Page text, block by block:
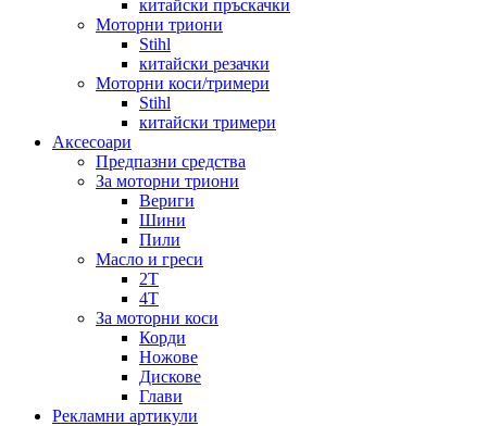
китайски пръскачки
Моторни триони
Stihl
китайски резачки
Моторни коси/тримери
Stihl
китайски тримери
Аксесоари
Предпазни средства
За моторни триони
Вериги
Шини
Пили
Масло и греси
2Т
4Т
За моторни коси
Корди
Ножове
Дискове
Глави
Рекламни артикули